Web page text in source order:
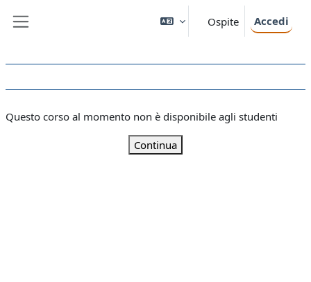
Ospite Accedi
Questo corso al momento non è disponibile agli studenti
Continua